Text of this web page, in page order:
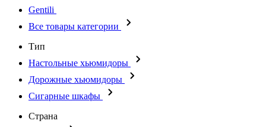
Gentili
Все товары категории
Тип
Настольные хьюмидоры
Дорожные хьюмидоры
Сигарные шкафы
Страна